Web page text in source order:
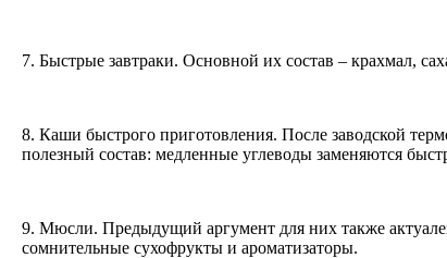
7. Быстрые завтраки. Основной их состав – крахмал,
8. Каши быстрого приготовления. После заводской
полезный состав: медленные углеводы заменяются
9. Мюсли. Предыдущий аргумент для них также
сомнительные сухофрукты и ароматизаторы.